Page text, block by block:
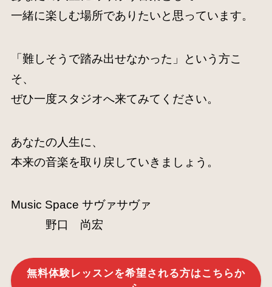
一緒に楽しむ場所でありたいと思っています。
「難しそうで踏み出せなかった」という方こ
そ、
ぜひ一度スタジオへ来てみてください。
あなたの人生に、
本来の音楽を取り戻していきましょう。
Music Space サヴァサヴァ
野口 尚宏
無料体験レッスンを希望される方はこちらか